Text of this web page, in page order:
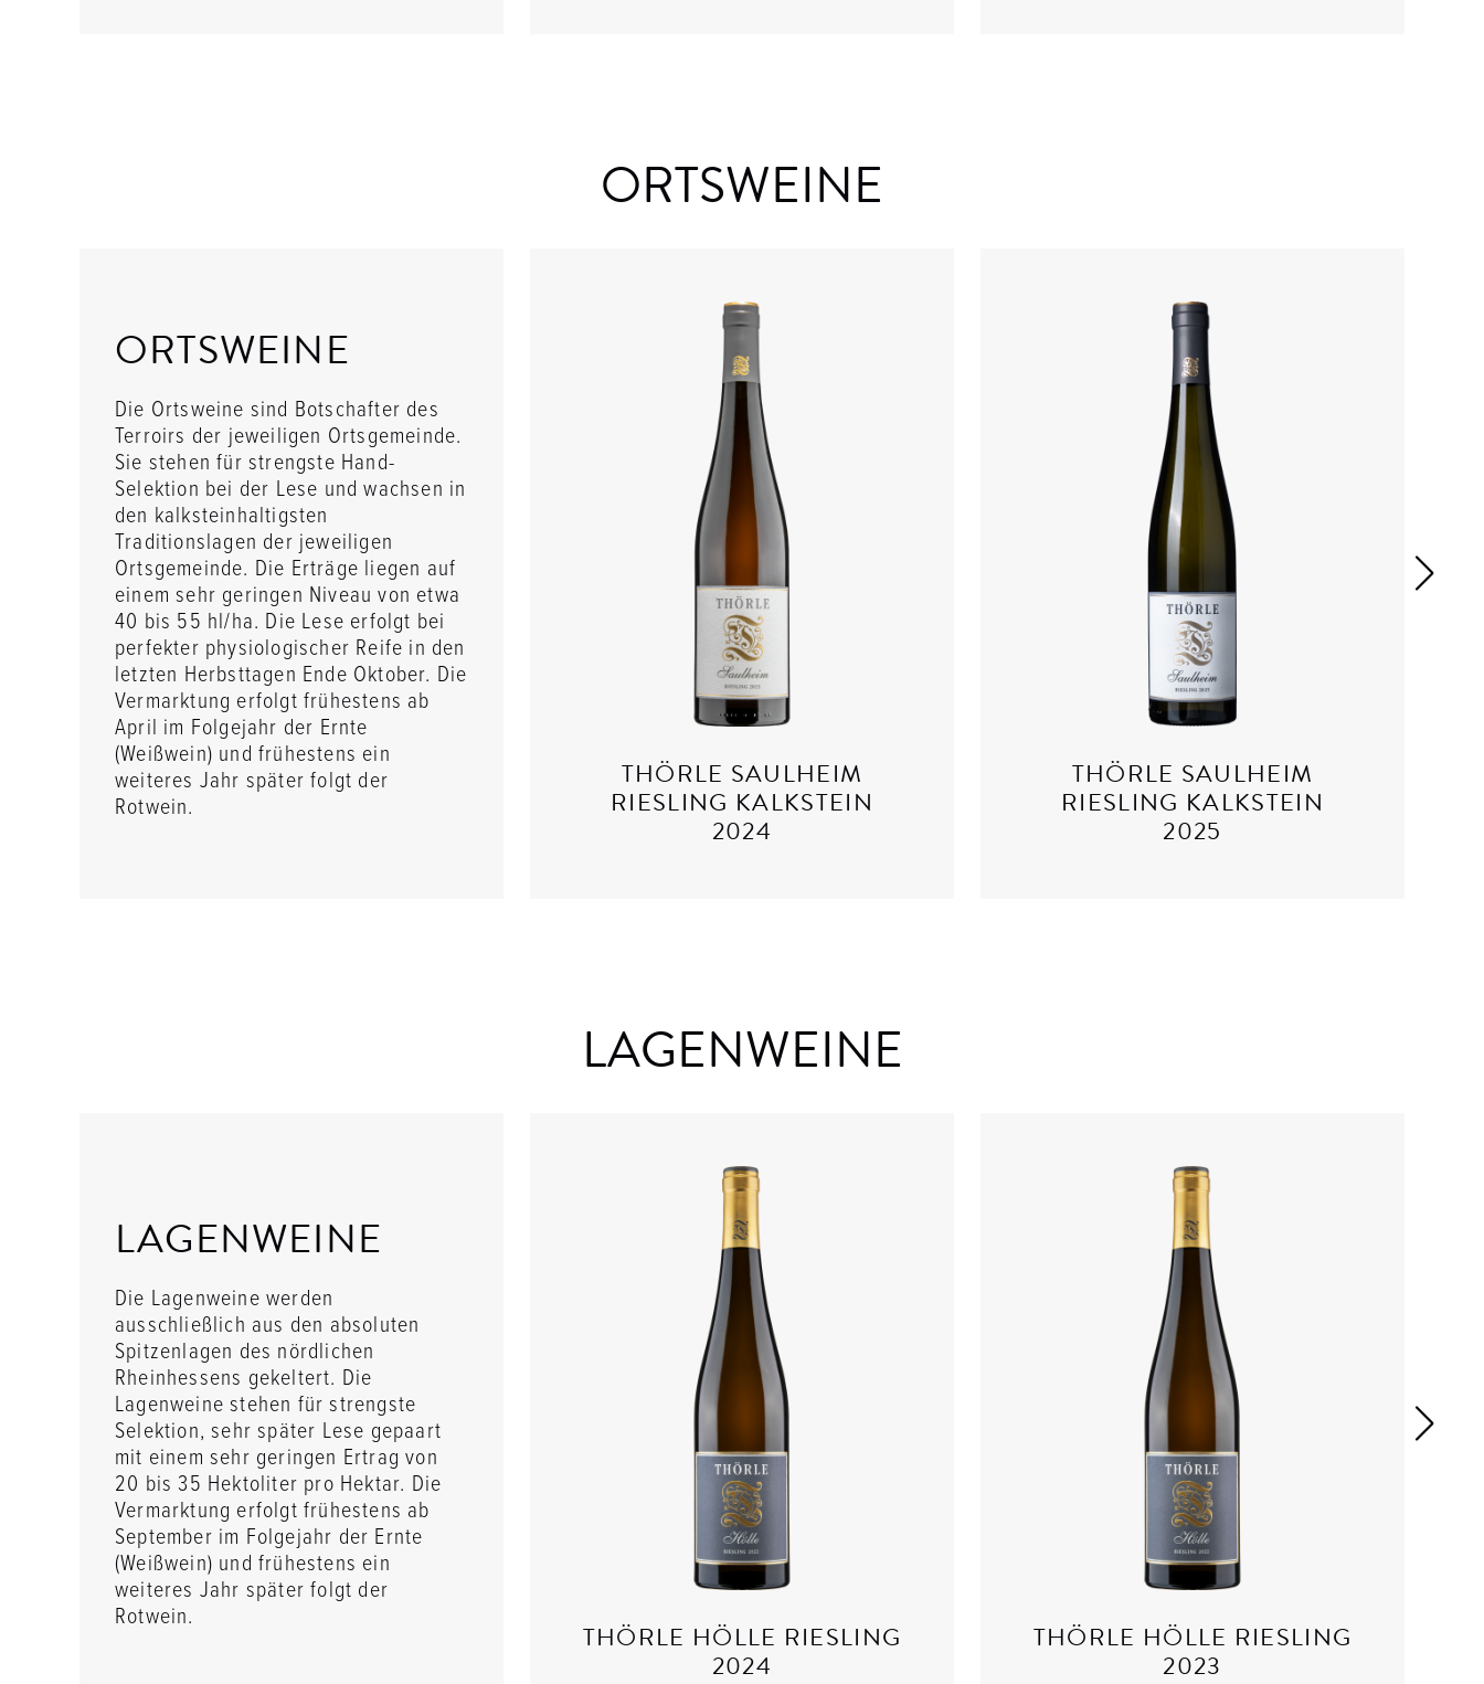
ORTSWEINE
ORTSWEINE
Die Ortsweine sind Botschafter des
Terroirs der jeweiligen Ortsgemeinde.
Sie stehen für strengste Hand-
Selektion bei der Lese und wachsen in
den kalksteinhaltigsten
Traditionslagen der jeweiligen
Ortsgemeinde. Die Erträge liegen auf
einem sehr geringen Niveau von etwa
40 bis 55 hl/ha. Die Lese erfolgt bei
perfekter physiologischer Reife in den
letzten Herbsttagen Ende Oktober. Die
Vermarktung erfolgt frühestens ab
April im Folgejahr der Ernte
(Weißwein) und frühestens ein
weiteres Jahr später folgt der
Rotwein.
THÖRLE SAULHEIM
RIESLING KALKSTEIN
2024
THÖRLE SAULHEIM
RIESLING KALKSTEIN
2025
LAGENWEINE
LAGENWEINE
Die Lagenweine werden
ausschließlich aus den absoluten
Spitzenlagen des nördlichen
Rheinhessens gekeltert. Die
Lagenweine stehen für strengste
Selektion, sehr später Lese gepaart
mit einem sehr geringen Ertrag von
20 bis 35 Hektoliter pro Hektar. Die
Vermarktung erfolgt frühestens ab
September im Folgejahr der Ernte
(Weißwein) und frühestens ein
weiteres Jahr später folgt der
Rotwein.
THÖRLE HÖLLE RIESLING
2024
THÖRLE HÖLLE RIESLING
2023